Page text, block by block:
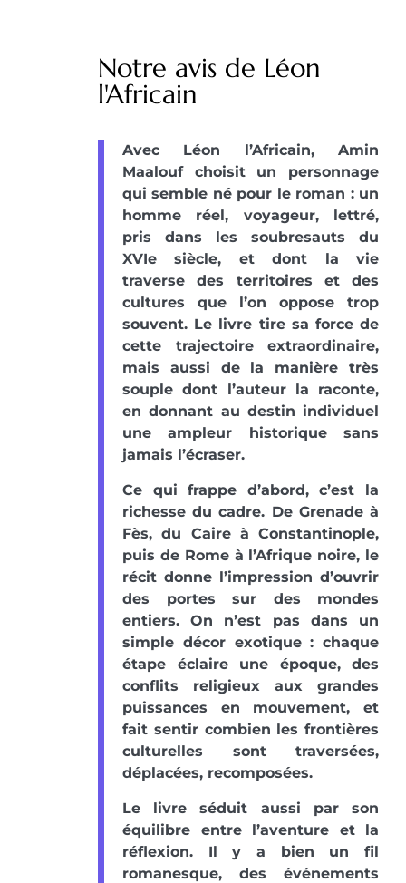
Notre avis de Léon
l'Africain
Avec Léon l’Africain, Amin
Maalouf choisit un personnage
qui semble né pour le roman : un
homme réel, voyageur, lettré,
pris dans les soubresauts du
XVIe siècle, et dont la vie
traverse des territoires et des
cultures que l’on oppose trop
souvent. Le livre tire sa force de
cette trajectoire extraordinaire,
mais aussi de la manière très
souple dont l’auteur la raconte,
en donnant au destin individuel
une ampleur historique sans
jamais l’écraser.
Ce qui frappe d’abord, c’est la
richesse du cadre. De Grenade à
Fès, du Caire à Constantinople,
puis de Rome à l’Afrique noire, le
récit donne l’impression d’ouvrir
des portes sur des mondes
entiers. On n’est pas dans un
simple décor exotique : chaque
étape éclaire une époque, des
conflits religieux aux grandes
puissances en mouvement, et
fait sentir combien les frontières
culturelles sont traversées,
déplacées, recomposées.
Le livre séduit aussi par son
équilibre entre l’aventure et la
réflexion. Il y a bien un fil
romanesque, des événements